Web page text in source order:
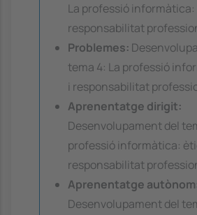
La professió informàtica:
responsabilitat
Problemes:
tema 4: La professió
i responsabilitat
Aprenentatge dirigit:
Desenvolupament del
professió informàtica:
responsabilitat
Aprenentatge
Desenvolupament del